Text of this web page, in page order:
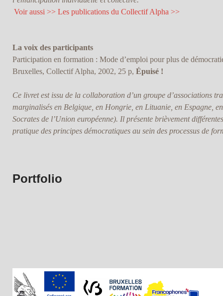
Voir aussi >> Les publications du Collectif Alpha >>
La voix des participants
Participation en formation : Mode d’emploi pour plus de
Bruxelles, Collectif Alpha, 2002, 25 p, Épuisé !
Ce livret est issu de la collaboration d’un groupe d’associations
marginalisés en Belgique, en Hongrie, en Lituanie, en Espagne,
Socrates de l’Union européenne). Il présente brièvement
pratique des principes démocratiques au sein des processus de
Portfolio